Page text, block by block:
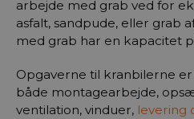
arbejde med grab ved for
asfalt, sandpude, eller grab
med grab har en kapacitet
Opgaverne til kranbilerne
både montagearbejde,
ventilation, vinduer, levering